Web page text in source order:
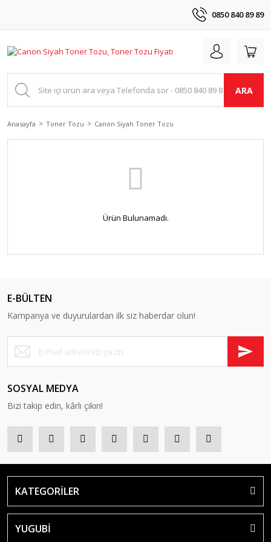
0850 840 89 89
ARA
Anasayfa Toner Tozu Canon Siyah Toner Tozu
Ürün Bulunamadı.
E-BÜLTEN
Kampanya ve duyurulardan ilk siz haberdar olun!
SOSYAL MEDYA
Bizi takip edin, kârlı çıkın!
KATEGORİLER
YUGUBİ